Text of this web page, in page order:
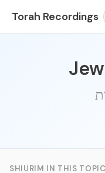
Torah Recordings
SHIURIM IN THIS TOPIC